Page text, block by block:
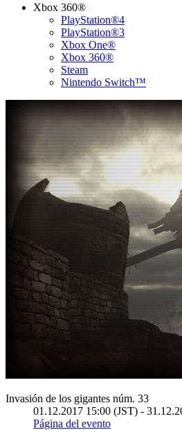
Xbox 360®
PlayStation®4
PlayStation®3
Xbox One®
Xbox 360®
Steam
Nintendo Switch™
Invasión de los gigantes núm. 33
01.12.2017 15:00 (JST) -
Página del evento